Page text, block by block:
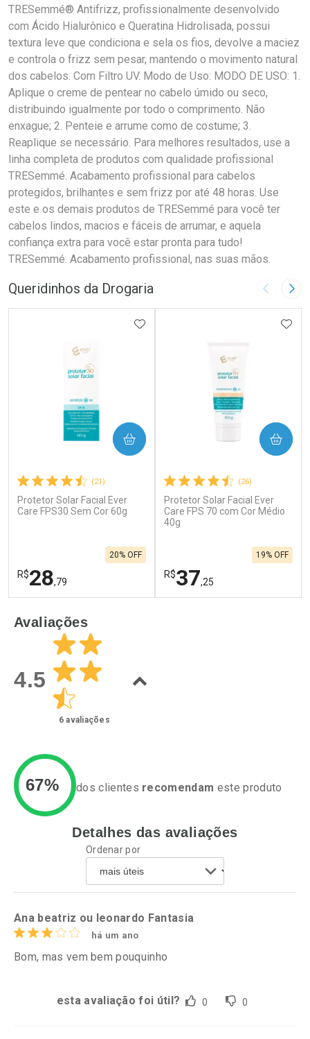
TRESemmé® Antifrizz, profissionalmente desenvolvido
com Ácido Hialurônico e Queratina Hidrolisada, possui
textura leve que condiciona e sela os fios, devolve a maciez
e controla o frizz sem pesar, mantendo o movimento natural
dos cabelos. Com Filtro UV. Modo de Uso: MODO DE USO: 1.
Aplique o creme de pentear no cabelo úmido ou seco,
distribuindo igualmente por todo o comprimento. Não
enxague; 2. Penteie e arrume como de costume; 3.
Reaplique se necessário. Para melhores resultados, use a
linha completa de produtos com qualidade profissional
TRESemmé. Acabamento profissional para cabelos
protegidos, brilhantes e sem frizz por até 48 horas. Use
este e os demais produtos de TRESemmé para você ter
cabelos lindos, macios e fáceis de arrumar, e aquela
confiança extra para você estar pronta para tudo!
TRESemmé. Acabamento profissional, nas suas mãos.
Queridinhos da Drogaria Imagem
(21)
Protetor Solar Facial Ever
Care FPS30 Sem Cor 60g
R$28,79
20% OFF
ADICIONAR AOS FAVORITOS
COMPRAR
Laboratório
Ativar Desconto
Comprar sem Desconto
Por R$ 28,79/cada
Por Menos
Comprar sem Desconto
(26)
Protetor Solar Facial Ever
Care FPS 70 com Cor Médio
40g
R$37,25
19% OFF
COMPRAR
Ativar Desconto
Comprar sem Desconto
Por R$ 37,25/cada
Avaliações
4.5
6 avaliações
67% dos clientes recomendam este produto
Detalhes das avaliações
Ordenar por
Ana beatriz ou leonardo Fantasia
há um ano
Bom, mas vem bem pouquinho
esta avaliação foi útil? 0 0